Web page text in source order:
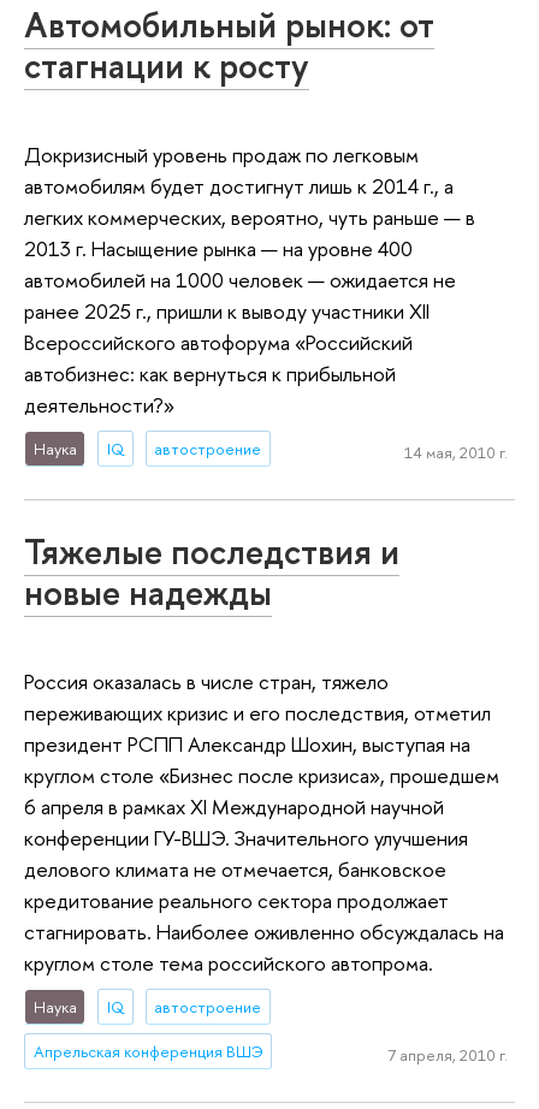
Автомобильный рынок: от
стагнации к росту
Докризисный уровень продаж по легковым
автомобилям будет достигнут лишь к 2014 г., а
легких коммерческих, вероятно, чуть раньше — в
2013 г. Насыщение рынка — на уровне 400
автомобилей на 1000 человек — ожидается не
ранее 2025 г., пришли к выводу участники XII
Всероссийского автофорума «Российский
автобизнес: как вернуться к прибыльной
деятельности?»
Наука IQ автостроение 14 мая, 2010 г.
Тяжелые последствия и
новые надежды
Россия оказалась в числе стран, тяжело
переживающих кризис и его последствия, отметил
президент РСПП Александр Шохин, выступая на
круглом столе «Бизнес после кризиса», прошедшем
6 апреля в рамках XI Международной научной
конференции ГУ-ВШЭ. Значительного улучшения
делового климата не отмечается, банковское
кредитование реального сектора продолжает
стагнировать. Наиболее оживленно обсуждалась на
круглом столе тема российского автопрома.
Наука IQ автостроение
Апрельская конференция ВШЭ 7 апреля, 2010 г.